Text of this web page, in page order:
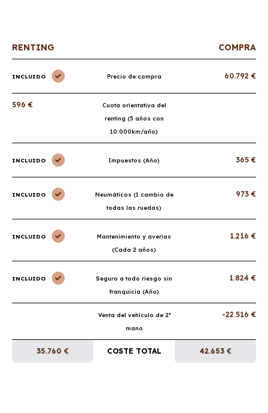
RENTING COMPRA
INCLUIDO Precio de compra 60.792 €
596 €
Cuota orientativa del
renting (5 años con
10.000km/año)
INCLUIDO Impuestos (Año) 365 €
INCLUIDO
Neumáticos (1 cambio de
todas las ruedas)
973 €
INCLUIDO
Mantenimiento y averías
(Cada 2 años)
1.216 €
INCLUIDO
Seguro a todo riesgo sin
franquicia (Año)
1.824 €
Venta del vehículo de 2ª
mano
-22.516 €
35.760 € COSTE TOTAL 42.653 €